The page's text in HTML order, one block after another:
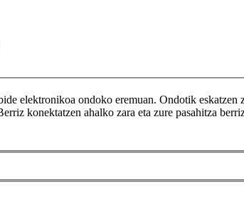
elektronikoa ondoko eremuan. Ondotik
konektatzen ahalko zara eta zure pasahitza